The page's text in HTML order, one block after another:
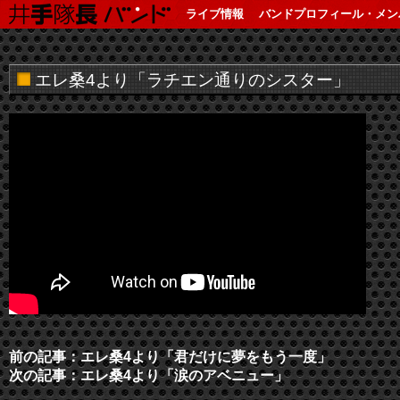
ライブ情報 バンドプロフィール・メ
エレ桑4より「ラチエン通りのシスター」
前の記事：エレ桑4より「君だけに夢をもう一度」
次の記事：エレ桑4より「涙のアベニュー」